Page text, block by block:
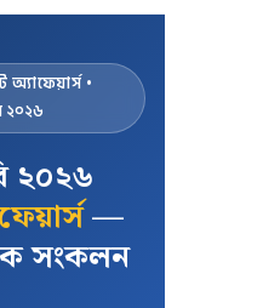
•
২০২৬
২০২৬
—
সংকলন